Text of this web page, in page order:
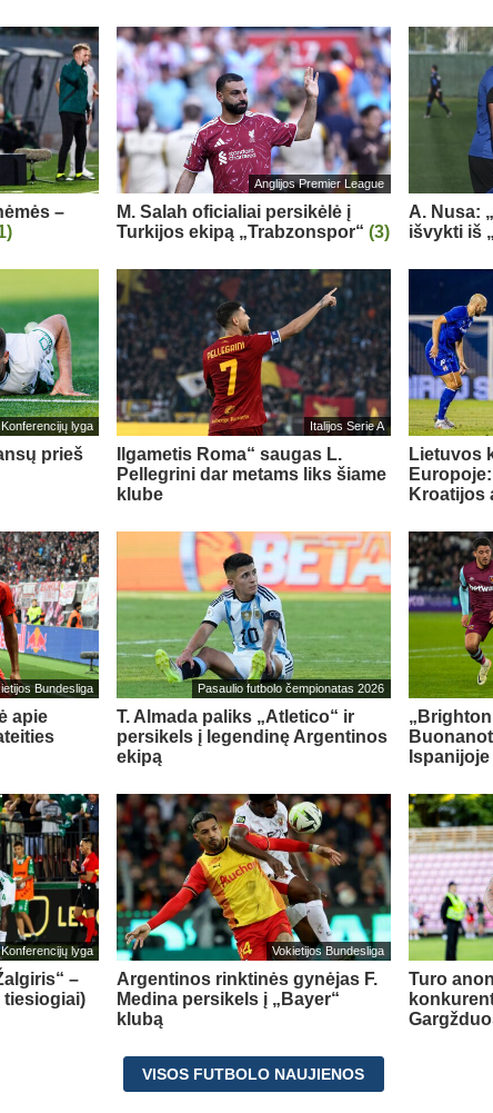
–
Anglijos Premier League
M. Salah oficialiai persikėlė į
Turkijos ekipą „Trabzonspor“(3)
A. Nusa:
išvykti iš
Konferencijų lyga
prieš
Italijos Serie A
Ilgametis Roma“ saugas L.
Pellegrini dar metams liks šiame
klube
Lietuvos
Kroatijos
Bundesliga
apie
Pasaulio futbolo čempionatas 2026
T. Almada paliks „Atletico“ ir
persikels į legendinę Argentinos
ekipą
Ispanijoje
Konferencijų lyga
–
tiesiogiai)
Vokietijos Bundesliga
Argentinos rinktinės gynėjas F.
Medina persikels į „Bayer“
klubą
Turo
VISOS FUTBOLO NAUJIENOS